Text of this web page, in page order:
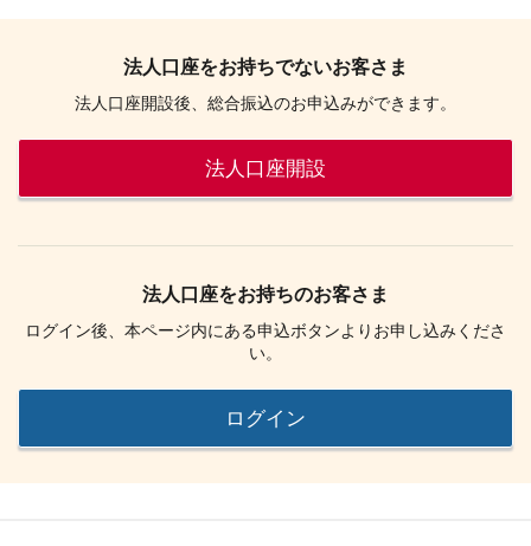
法人口座をお持ちでないお客さま
法人口座開設後、総合振込のお申込みができます。
法人口座開設
法人口座をお持ちのお客さま
ログイン後、本ページ内にある申込ボタンよりお申し込みくださ
い。
ログイン